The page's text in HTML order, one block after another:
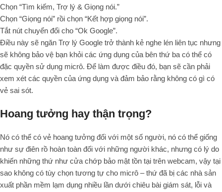
Chọn “Tìm kiếm, Trợ lý & Giọng nói.”
Chọn “Giọng nói” rồi chọn “Kết hợp giọng nói”.
Tắt nút chuyển đổi cho “Ok Google”.
Điều này sẽ ngăn Trợ lý Google trở thành kẻ nghe lén liên tục nhưng
sẽ không bảo vệ bạn khỏi các ứng dụng của bên thứ ba có thể có
đặc quyền sử dụng micrô. Để làm được điều đó, bạn sẽ cần phải
xem xét các quyền của ứng dụng và đảm bảo rằng không có gì có
vẻ sai sót.
Hoang tưởng hay thận trọng?
Nó có thể có vẻ hoang tưởng đối với một số người, nó có thể giống
như sự điên rồ hoàn toàn đối với những người khác, nhưng có lý do
khiến những thứ như cửa chớp bảo mật tồn tại trên webcam, vậy tại
sao không có tùy chọn tương tự cho micrô – thứ đã bị các nhà sản
xuất phần mềm lạm dụng nhiều lần dưới chiêu bài giám sát, lỗi và